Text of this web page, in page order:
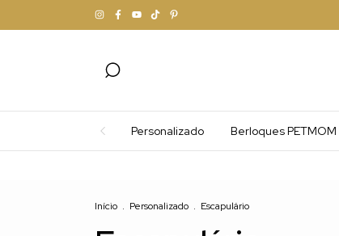
Personalizado Berloques PETMOM
Início . Personalizado . Escapulário